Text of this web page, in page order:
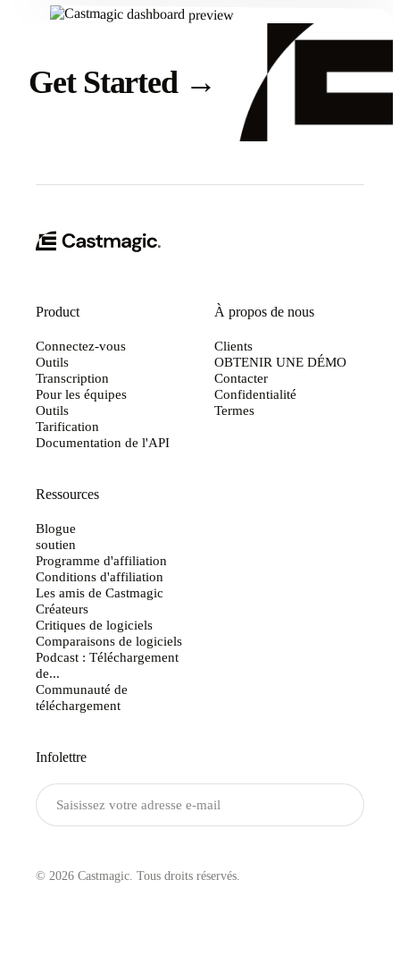
Get Started →
Product
Connectez-vous
Outils
Transcription
Pour les équipes
Outils
Tarification
Documentation de l'API
À propos de nous
Clients
OBTENIR UNE DÉMO
Contacter
Confidentialité
Termes
Ressources
Blogue
soutien
Programme d'affiliation
Conditions d'affiliation
Les amis de Castmagic
Créateurs
Critiques de logiciels
Comparaisons de logiciels
Podcast : Téléchargement
de...
Communauté de
téléchargement
Infolettre
© 2026 Castmagic. Tous droits réservés.